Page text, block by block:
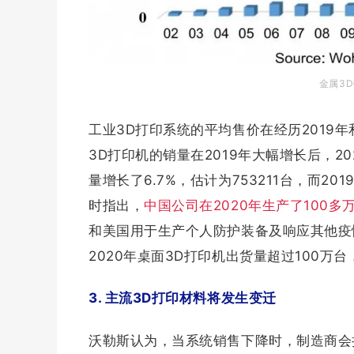
金属
工业3D打印系统的平均售价在经历2019
3D打印机的销量在2019年大幅增长后，
量增长了6.7%，估计为753211台，而
时指出， 中国公司在2020年生产了100多
和美国用于生产个人防护装备及响应其他
2020年桌面3D打印机出货量超过100万台
3. 主流3D打印材料将发生变迁
沃勒斯认为，当系统销售下降时，制造商